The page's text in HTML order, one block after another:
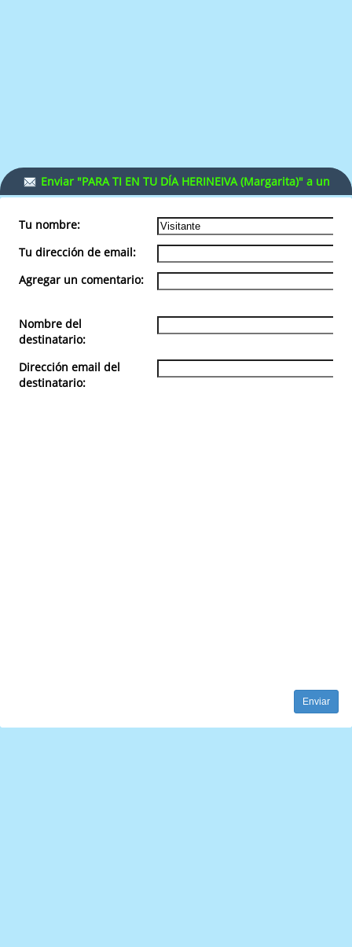
Enviar "PARA TI EN TU DÍA HERINEIVA (Margarita)" a un
Tu nombre:
Tu dirección de email:
Agregar un comentario:
Nombre del
destinatario:
Dirección email del
destinatario: